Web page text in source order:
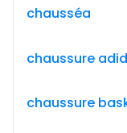
chausséa
chaussure
chaussure